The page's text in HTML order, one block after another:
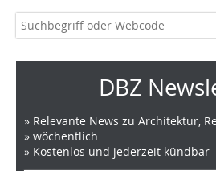
DBZ
» Relevante News zu Architektur,
» wöchentlich
» Kostenlos und jederzeit kündbar